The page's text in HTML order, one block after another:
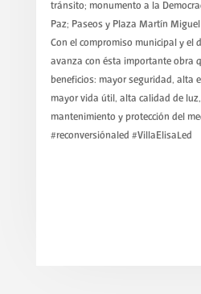
tránsito; monumento a la
Paz; Paseos y Plaza Martín Miguel
Con el compromiso municipal y el
avanza con ésta importante obra
beneficios: mayor seguridad, alta
mayor vida útil, alta calidad de
mantenimiento y protección del
#reconversiónaled #VillaElisaLed